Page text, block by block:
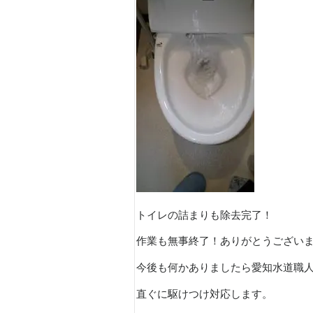
トイレの詰まりも除去完了！
作業も無事終了！ありがとうございま
今後も何かありましたら愛知水道職
直ぐに駆けつけ対応します。